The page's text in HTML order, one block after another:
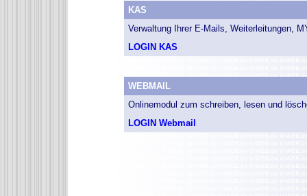
KAS
Verwaltung Ihrer E-Mails, Weiterleitungen,
LOGIN KAS
WEBMAIL
Onlinemodul zum schreiben, lesen und
LOGIN Webmail